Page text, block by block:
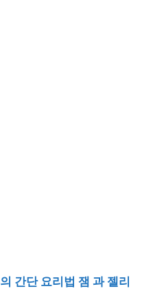
간단 요리법 잼 과 젤리